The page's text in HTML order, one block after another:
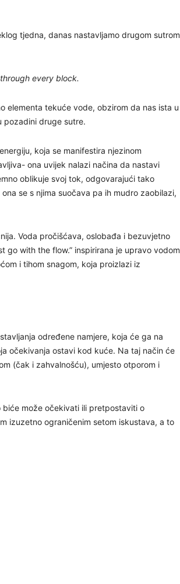
tjedna, danas nastavljamo drugom sutrom
every block.
elementa tekuće vode, obzirom da nas ista u
pozadini druge sutre.
koja se manifestira njezinom
ona uvijek nalazi načina da nastavi
oblikuje svoj tok, odgovarajući tako
se s njima suočava pa ih mudro zaobilazi,
Voda pročišćava, oslobađa i bezuvjetno
go with the flow.” inspirirana je upravo vodom
i tihom snagom, koja proizlazi iz
određene namjere, koja će ga na
očekivanja ostavi kod kuće. Na taj način će
(čak i zahvalnošću), umjesto otporom i
biće može očekivati ili pretpostaviti o
izuzetno ograničenim setom iskustava, a to